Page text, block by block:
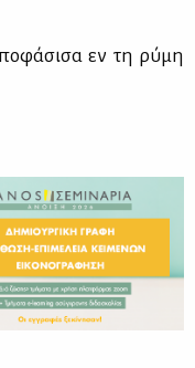
εν τη ρύ­μη